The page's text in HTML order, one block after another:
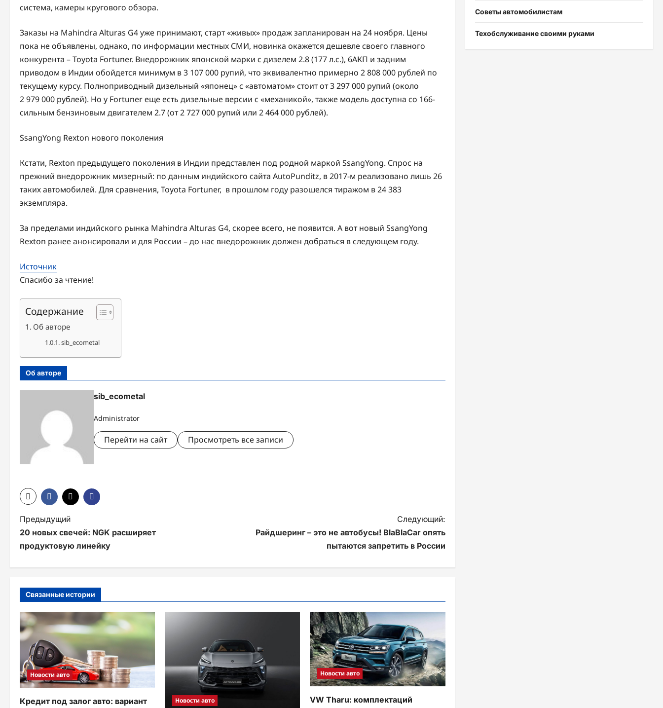
система, камеры кругового обзора.
Заказы на Mahindra Alturas G4 уже принимают, старт «живых» продаж запланирован на 24 ноября. Цены
пока не объявлены, однако, по информации местных СМИ, новинка окажется дешевле своего главного
конкурента – Toyota Fortuner. Внедорожник японской марки с дизелем 2.8 (177 л.с.), 6АКП и задним
приводом в Индии обойдется минимум в 3 107 000 рупий, что эквивалентно примерно 2 808 000 рублей по
текущему курсу. Полноприводный дизельный «японец» с «автоматом» стоит от 3 297 000 рупий (около
2 979 000 рублей). Но у Fortuner еще есть дизельные версии с «механикой», также модель доступна со 166-
сильным бензиновым двигателем 2.7 (от 2 727 000 рупий или 2 464 000 рублей).
SsangYong Rexton нового поколения
Кстати, Rexton предыдущего поколения в Индии представлен под родной маркой SsangYong. Спрос на
прежний внедорожник мизерный: по данным индийского сайта AutoPunditz, в 2017-м реализовано лишь 26
таких автомобилей. Для сравнения, Toyota Fortuner, в прошлом году разошелся тиражом в 24 383
экземпляра.
За пределами индийского рынка Mahindra Alturas G4, скорее всего, не появится. А вот новый SsangYong
Rexton ранее анонсировали и для России – до нас внедорожник должен добраться в следующем году.
Источник
Спасибо за чтение!
Содержание
Об авторе
sib_ecometal
Об авторе
sib_ecometal
Administrator
Перейти на сайт Просмотреть все записи
Н
а
г
а
ц
и
я
з
а
Предыдущий
20 новых свечей: NGK расширяет
продуктовую линейку
Следующий:
Райдшеринг – это не автобусы! BlaBlaCar опять
пытаются запретить в России
Связанные истории
Новости авто
Кредит под залог авто: вариант Новости авто
Новости авто
VW Tharu: комплектаций
Советы автомобилистам
Техобслуживание своими руками